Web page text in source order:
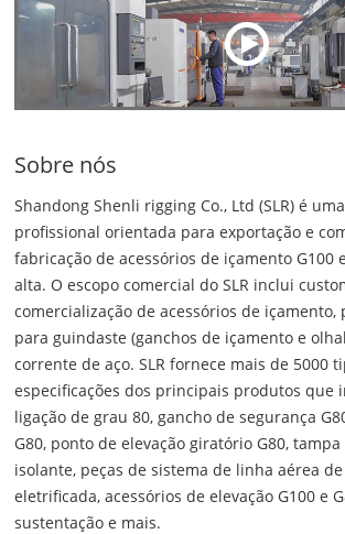
Sobre nós
Shandong Shenli rigging Co., Ltd (SLR) é
profissional orientada para exportação e
fabricação de acessórios de içamento G100
alta. O escopo comercial do SLR inclui
comercialização de acessórios de içamento,
para guindaste (ganchos de içamento e
corrente de aço. SLR fornece mais de 5000
especificações dos principais produtos que
ligação de grau 80, gancho de segurança
G80, ponto de elevação giratório G80,
isolante, peças de sistema de linha aérea
eletrificada, acessórios de elevação G100 e
sustentação e mais.